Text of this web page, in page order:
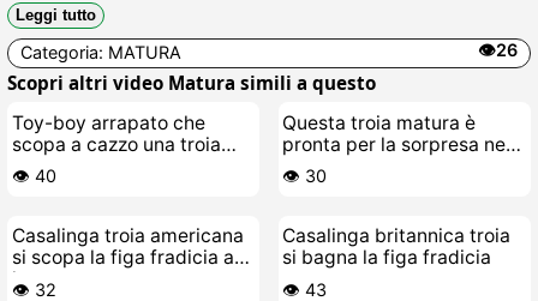
gonfio, gemendo come una vacca in calore mentre il
manico le scopa la passera zuppa di sborra e piscio
Cazzo, che porca.
Leggi tutto
Categoria: MATURA 👁️26
Scopri altri video Matura simili a questo
Toy-boy arrapato che
scopa a cazzo una troia
matura porca
👁️ 40
Questa troia matura è
pronta per la sorpresa nera
nel suo culo
👁️ 30
Casalinga troia americana
si scopa la figa fradicia a
letto
👁️ 32
Casalinga britannica troia
si bagna la figa fradicia
👁️ 43